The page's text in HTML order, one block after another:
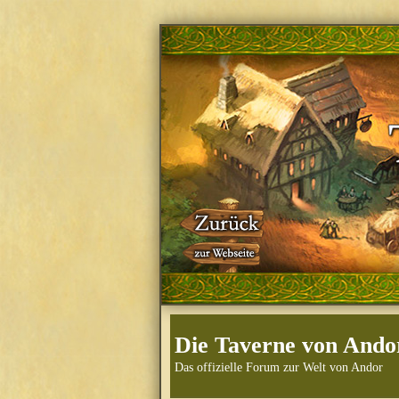
Die Taverne von
Das offizielle Forum zur Welt von Andor